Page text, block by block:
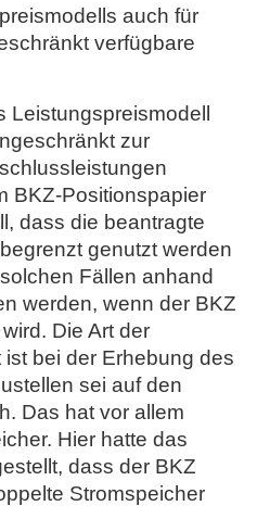
auch für
verfügbare
Leistungspreismodell
zur
BKZ-Positionspapier
dass die beantragte
genutzt werden
Fällen anhand
werden, wenn der BKZ
Die Art der
bei der Erhebung des
sei auf den
Das hat vor allem
Hier hatte das
dass der BKZ
Stromspeicher